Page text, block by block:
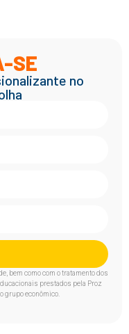
SE
no
bem como com o tratamento dos
prestados pela Proz
grupo econômico.